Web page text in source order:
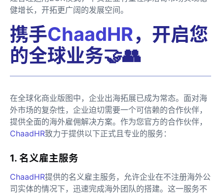
健增长，开拓更广阔的发展空间。
携手ChaadHR，开启您
的全球业务🤝👥
在全球化商业版图中，企业出海拓展已成为常态。面对海
外市场的复杂性，企业迫切需要一个可信赖的合作伙伴，
提供全面的海外雇佣解决方案。作为您官方的合作伙伴，
ChaadHR致力于提供以下正式且专业的服务：
1. 名义雇主服务
ChaadHR提供的名义雇主服务，允许企业在不注册海外公
司实体的情况下，迅速完成海外团队的搭建。这一服务不